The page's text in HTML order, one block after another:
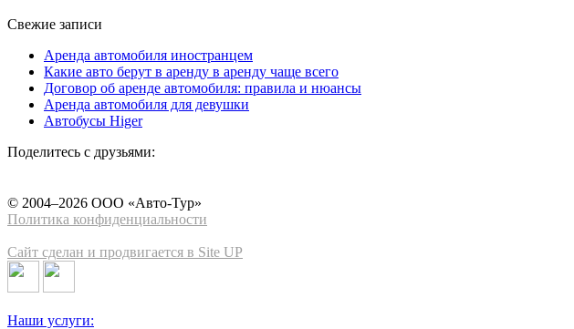
Свежие записи
Аренда автомобиля иностранцем
Какие авто берут в аренду в аренду чаще всего
Договор об аренде автомобиля: правила и нюансы
Аренда автомобиля для девушки
Автобусы Higer
Поделитесь с друзьями:
© 2004–2026 ООО «Авто-Тур»
Политика конфиденциальности
Сайт сделан и продвигается в Site UP
Наши услуги: